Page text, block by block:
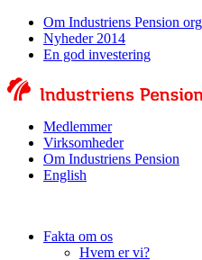
Om Industriens Pension
Nyheder 2014
En god investering
Medlemmer
Virksomheder
Om Industriens Pension
English
Fakta om os
Hvem er vi?